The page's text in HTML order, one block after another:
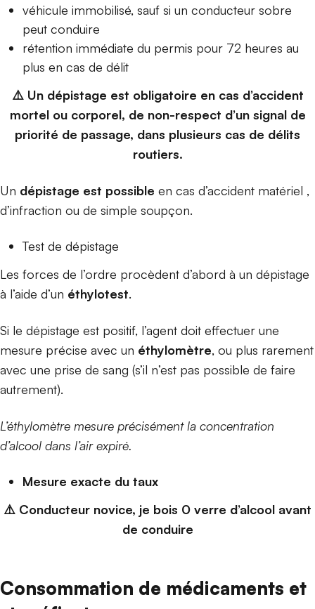
véhicule immobilisé, sauf si un conducteur sobre
peut conduire
rétention immédiate du permis pour 72 heures au
plus en cas de délit
⚠️ Un dépistage est obligatoire en cas d’accident
mortel ou corporel, de non-respect d’un signal de
priorité de passage, dans plusieurs cas de délits
routiers.
Un dépistage est possible en cas d’accident matériel ,
d’infraction ou de simple soupçon.
Test de dépistage
Les forces de l’ordre procèdent d’abord à un dépistage
à l’aide d’un éthylotest.
Si le dépistage est positif, l’agent doit effectuer une
mesure précise avec un éthylomètre, ou plus rarement
avec une prise de sang (s’il n’est pas possible de faire
autrement).
L’éthylomètre mesure précisément la concentration
d’alcool dans l’air expiré.
Mesure exacte du taux
⚠️ Conducteur novice, je bois 0 verre d’alcool avant
de conduire
Consommation de médicaments et